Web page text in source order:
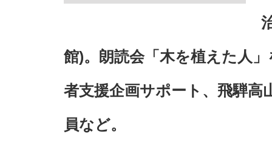
館)。朗読会「木を植えた人
者支援企画サポート、飛騨高
員など。